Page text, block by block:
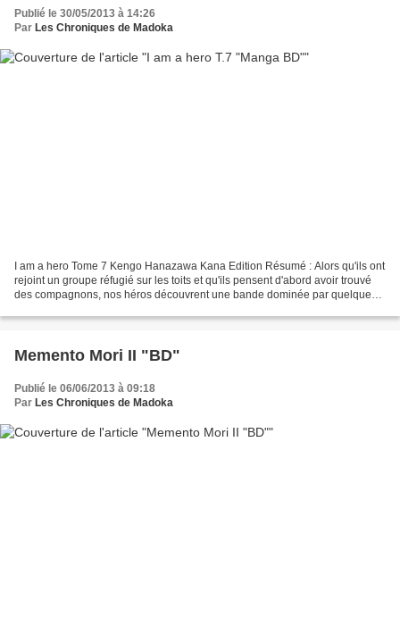
Publié le 30/05/2013 à 14:26
Par Les Chroniques de Madoka
I am a hero Tome 7 Kengo Hanazawa Kana Edition Résumé : Alors qu'ils ont
rejoint un groupe réfugié sur les toits et qu'ils pensent d'abord avoir trouvé
des compagnons, nos héros découvrent une bande dominée par quelques-
Memento Mori II "BD"
Publié le 06/06/2013 à 09:18
Par Les Chroniques de Madoka